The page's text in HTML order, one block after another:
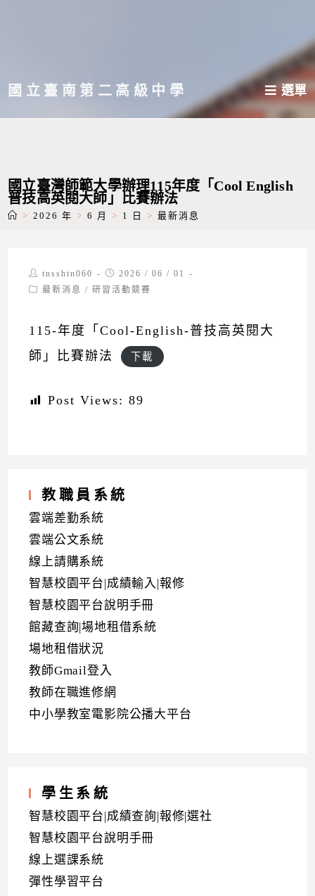
主國立臺南第二高級中學 選單
國立臺灣師範大學辦理115年度「Cool English
普技高英閱大師」比賽辦法
> 2026 年 > 6 月 > 1 日 > 最新消息
Post
author:
tnsshtn060
Post
published:
2026 / 06 / 01
Post最新消息 / 研習活動競賽
115-年度「Cool-English-普技高英閱大
師」比賽辦法
下載
Post Views: 89
教職員系統
雲端差勤系統
雲端公文系統
線上請購系統
智慧校園平台|成績輸入|報修
智慧校園平台說明手冊
館藏查詢|場地租借系統
場地租借狀況
教師Gmail登入
教師在職進修網
中小學教室電影院公播大平台
學生系統
智慧校園平台|成績查詢|報修|選社
智慧校園平台說明手冊
線上選課系統
彈性學習平台